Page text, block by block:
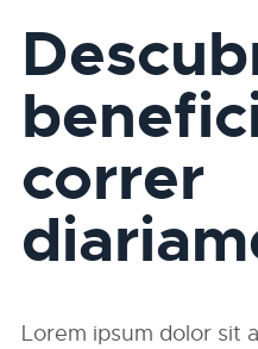
correr
Lorem ipsum dolor sit